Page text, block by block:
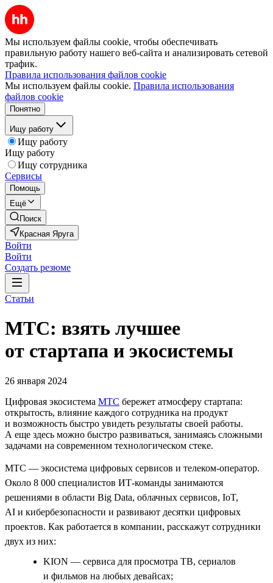
Мы используем файлы cookie, чтобы обеспечивать
правильную работу нашего веб-сайта и анализировать сетевой
трафик.
Правила использования файлов cookie
Мы используем файлы cookie. Правила использования
файлов cookie
Понятно
Ищу работу
Ищу работу
Ищу работу
Ищу сотрудника
Сервисы
Помощь
Ещё
Поиск
Красная Яруга
Войти
Войти
Создать резюме
Статьи
МТС: взять лучшее
от стартапа и экосистемы
26 января 2024
Цифровая экосистема МТС бережет атмосферу стартапа:
открытость, влияние каждого сотрудника на продукт
и возможность быстро увидеть результаты своей работы.
А еще здесь можно быстро развиваться, занимаясь сложными
задачами на современном технологическом стеке.
МТС — экосистема цифровых сервисов и телеком-оператор.
Около 8 000 специалистов ИТ-команды занимаются
решениями в области Big Data, облачных сервисов, IoT,
AI и кибербезопасности и развивают десятки цифровых
проектов. Как работается в компании, расскажут сотрудники
двух из них:
KION — сервиса для просмотра ТВ, сериалов
и фильмов на любых девайсах;